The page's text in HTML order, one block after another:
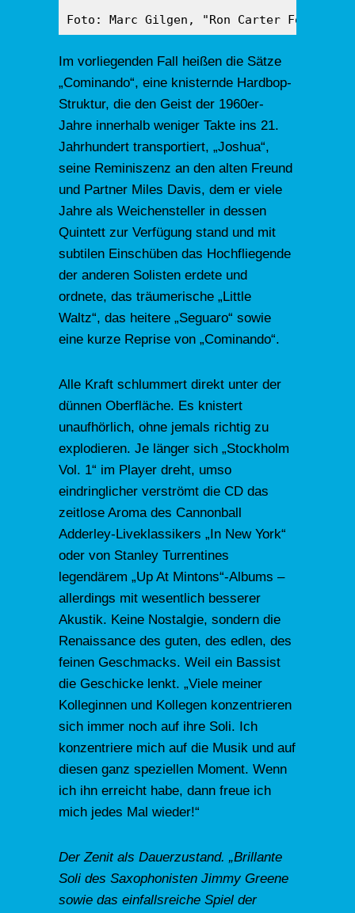
Foto: Marc Gilgen, "Ron Carter
Im vorliegenden Fall heißen die Sätze
„Cominando“, eine knisternde Hardbop-
Struktur, die den Geist der 1960er-
Jahre innerhalb weniger Takte ins 21.
Jahrhundert transportiert, „Joshua“,
seine Reminiszenz an den alten Freund
und Partner Miles Davis, dem er viele
Jahre als Weichensteller in dessen
Quintett zur Verfügung stand und mit
subtilen Einschüben das Hochfliegende
der anderen Solisten erdete und
ordnete, das träumerische „Little
Waltz“, das heitere „Seguaro“ sowie
eine kurze Reprise von „Cominando“.
Alle Kraft schlummert direkt unter der
dünnen Oberfläche. Es knistert
unaufhörlich, ohne jemals richtig zu
explodieren. Je länger sich „Stockholm
Vol. 1“ im Player dreht, umso
eindringlicher verströmt die CD das
zeitlose Aroma des Cannonball
Adderley-Liveklassikers „In New York“
oder von Stanley Turrentines
legendärem „Up At Mintons“-Albums –
allerdings mit wesentlich besserer
Akustik. Keine Nostalgie, sondern die
Renaissance des guten, des edlen, des
feinen Geschmacks. Weil ein Bassist
die Geschicke lenkt. „Viele meiner
Kolleginnen und Kollegen konzentrieren
sich immer noch auf ihre Soli. Ich
konzentriere mich auf die Musik und auf
diesen ganz speziellen Moment. Wenn
ich ihn erreicht habe, dann freue ich
mich jedes Mal wieder!“
Der Zenit als Dauerzustand. „Brillante
Soli des Saxophonisten Jimmy Greene
sowie das einfallsreiche Spiel der